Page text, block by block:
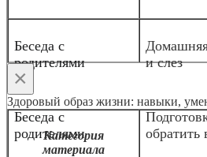
Беседа с
родителями
и слез
Беседа с
родителями
обратить
×
Здоровый образ жизни: навыки,
Категория
материала